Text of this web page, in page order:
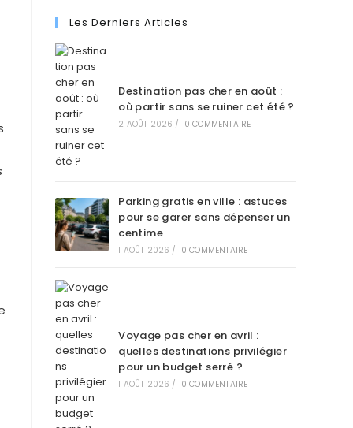
Les Derniers Articles
Destination pas cher en août :
où partir sans se ruiner cet été ?
2 AOÛT 2026 / 0 COMMENTAIRE
Parking gratis en ville : astuces
pour se garer sans dépenser un
centime
1 AOÛT 2026 / 0 COMMENTAIRE
Voyage pas cher en avril :
quelles destinations privilégier
pour un budget serré ?
1 AOÛT 2026 / 0 COMMENTAIRE